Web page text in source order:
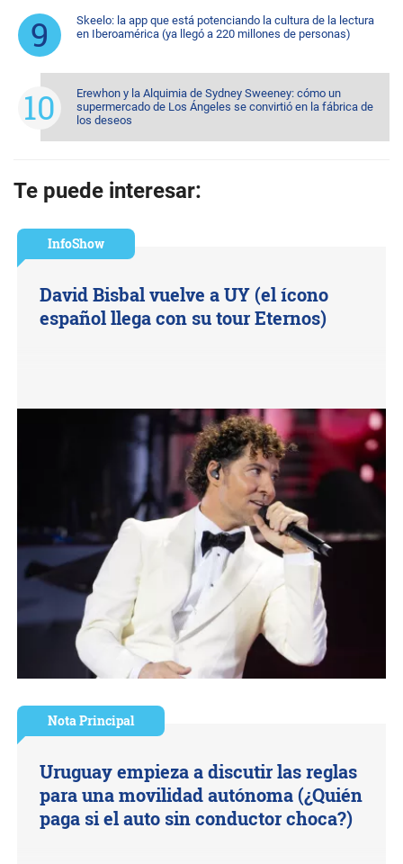
Skeelo: la app que está potenciando la cultura de la lectura
en Iberoamérica (ya llegó a 220 millones de personas)
Erewhon y la Alquimia de Sydney Sweeney: cómo un
supermercado de Los Ángeles se convirtió en la fábrica de
los deseos
Te puede interesar:
InfoShow
David Bisbal vuelve a UY (el ícono
español llega con su tour Eternos)
Nota Principal
Uruguay empieza a discutir las reglas
para una movilidad autónoma (¿Quién
paga si el auto sin conductor choca?)